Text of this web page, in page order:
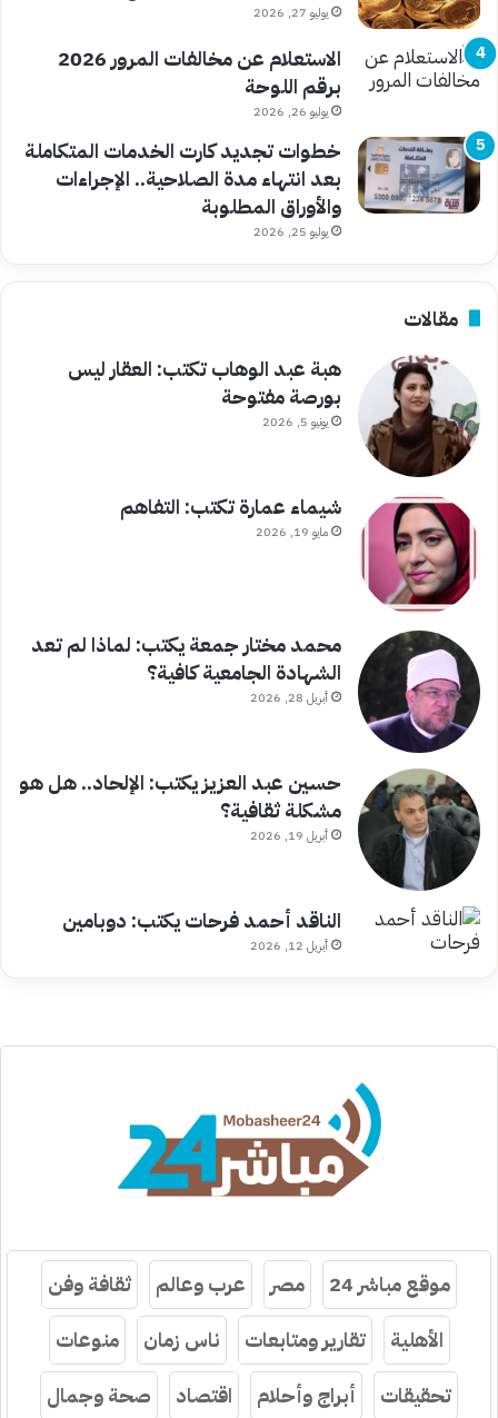
يوليو 27, 2026
الاستعلام عن مخالفات المرور 2026
برقم اللوحة
يوليو 26, 2026
خطوات تجديد كارت الخدمات المتكاملة
بعد انتهاء مدة الصلاحية.. الإجراءات
والأوراق المطلوبة
يوليو 25, 2026
مقالات
هبة عبد الوهاب تكتب: العقار ليس
بورصة مفتوحة
يونيو 5, 2026
شيماء عمارة تكتب: التفاهم
مايو 19, 2026
محمد مختار جمعة يكتب: لماذا لم تعد
الشهادة الجامعية كافية؟
أبريل 28, 2026
حسين عبد العزيز يكتب: الإلحاد.. هل هو
مشكلة ثقافية؟
أبريل 19, 2026
الناقد أحمد فرحات يكتب: دوبامين
أبريل 12, 2026
موقع مباشر 24 مصر عرب وعالم
ثقافة وفن
الأهلية
تقارير ومتابعات ناس زمان
منوعات
تحقيقات
أبراج وأحلام اقتصاد صحة وجمال